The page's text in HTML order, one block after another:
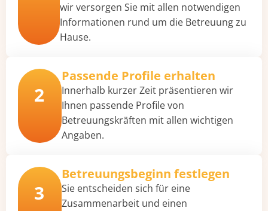
wir versorgen Sie mit allen notwendigen
Informationen rund um die Betreuung zu
Hause.
2
Passende Profile erhalten
Innerhalb kurzer Zeit präsentieren wir
Ihnen passende Profile von
Betreuungskräften mit allen wichtigen
Angaben.
3
Betreuungsbeginn festlegen
Sie entscheiden sich für eine
Zusammenarbeit und einen